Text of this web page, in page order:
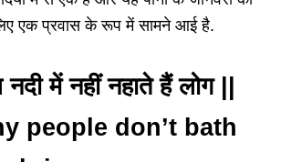
एक प्रवास के रूप में सामने आई है.
में नहीं नहाते हैं लोग ||
people don’t bath